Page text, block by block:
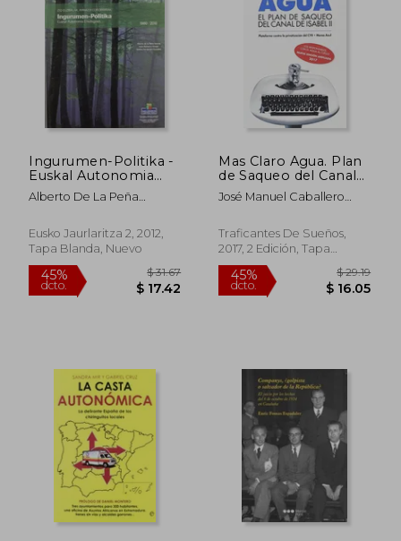
45%
dcto.
45%
dcto.
Ingurumen-Politika -
Euskal Autonomia
Erkidegoan (1980-
2010) (Ingurumen eta
Euskera)
Alberto De La Peña
Hinojal; Joseba Fernandez
Gonzalez
Eusko Jaurlaritza 2, 2012,
Tapa Blanda, Nuevo
Mas Claro Agua. Plan
de Saqueo del Canal
de Isabel ii
José Manuel Caballero
Traficantes De Sueños,
2017, 2 Edición, Tapa
Blanda, Nuevo